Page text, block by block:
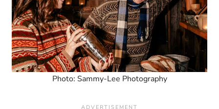
Photo: Sammy-Lee Photography